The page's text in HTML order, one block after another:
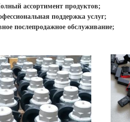
ассортимент продуктов;
поддержка услуг;
послепродажное обслуживание;